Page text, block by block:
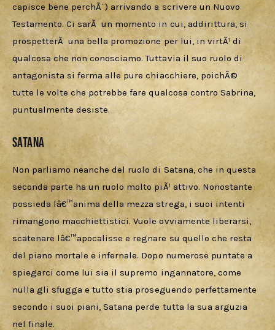
capisce bene perchÃ¨) arrivando a scrivere un Nuovo
Testamento. Ci sarÃ  un momento in cui, addirittura, si
prospetterÃ  una bella promozione per lui, in virtÃ¹ di
qualcosa che non conosciamo. Tuttavia il suo ruolo di
antagonista si ferma alle pure chiacchiere, poichÃ©
tutte le volte che potrebbe fare qualcosa contro Sabrina,
puntualmente desiste.
Satana
Non parliamo neanche del ruolo di Satana, che in questa
seconda parte ha un ruolo molto piÃ¹ attivo. Nonostante
possieda lâ€™anima della mezza strega, i suoi intenti
rimangono macchiettistici. Vuole ovviamente liberarsi,
scatenare lâ€™apocalisse e regnare su quello che resta
del piano mortale e infernale. Dopo numerose puntate a
spiegarci come lui sia il supremo ingannatore, come
nulla gli sfugga e tutto stia proseguendo perfettamente
secondo i suoi piani, Satana perde tutta la sua arguzia
nel finale.